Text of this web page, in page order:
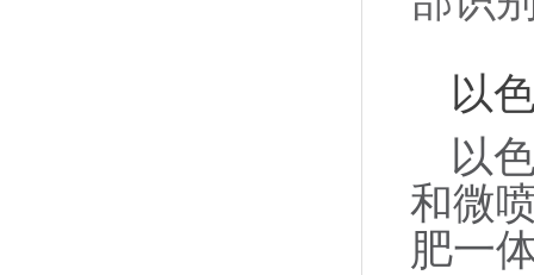
以
以
和微
肥一